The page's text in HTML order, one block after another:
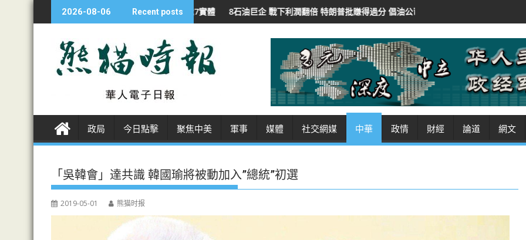
k
e
2026-08-06 Recent posts
打印設備國安調查 制裁7實體 8石油巨企 戰下利潤翻倍 特朗普批賺得過分 倡油公司還富於民 紐時：華府AI審查豁免開源模型 保對華競爭
政局 今日點擊 聚焦中美 軍事 媒體 社交網媒 中華 政情 財經 論道 網文
「吳韓會」達共識 韓國瑜將被動加入”總統”初選
2019-05-01 熊猫时报